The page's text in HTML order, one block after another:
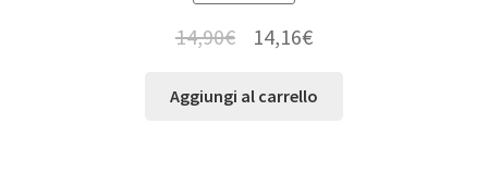
14,90€ 14,16€
Aggiungi al carrello